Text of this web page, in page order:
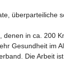
in ca. 200
Gesundheit